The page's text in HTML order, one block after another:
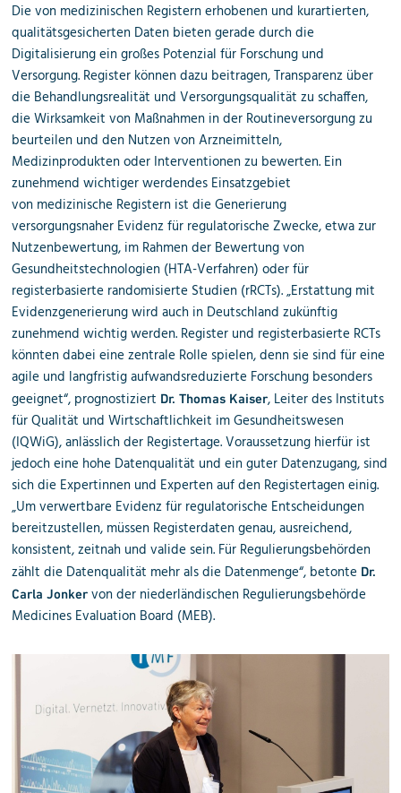
Die von medizinischen Registern erhobenen und kurartierten,
qualitätsgesicherten Daten bieten gerade durch die
Digitalisierung ein großes Potenzial für Forschung und
Versorgung. Register können dazu beitragen, Transparenz über
die Behandlungsrealität und Versorgungsqualität zu schaffen,
die Wirksamkeit von Maßnahmen in der Routineversorgung zu
beurteilen und den Nutzen von Arzneimitteln,
Medizinprodukten oder Interventionen zu bewerten. Ein
zunehmend wichtiger werdendes Einsatzgebiet
von medizinische Registern ist die Generierung
versorgungsnaher Evidenz für regulatorische Zwecke, etwa zur
Nutzenbewertung, im Rahmen der Bewertung von
Gesundheitstechnologien (HTA-Verfahren) oder für
registerbasierte randomisierte Studien (rRCTs). „Erstattung mit
Evidenzgenerierung wird auch in Deutschland zukünftig
zunehmend wichtig werden. Register und registerbasierte RCTs
könnten dabei eine zentrale Rolle spielen, denn sie sind für eine
agile und langfristig aufwandsreduzierte Forschung besonders
geeignet“, prognostiziert Dr. Thomas Kaiser, Leiter des Instituts
für Qualität und Wirtschaftlichkeit im Gesundheitswesen
(IQWiG), anlässlich der Registertage. Voraussetzung hierfür ist
jedoch eine hohe Datenqualität und ein guter Datenzugang, sind
sich die Expertinnen und Experten auf den Registertagen einig.
„Um verwertbare Evidenz für regulatorische Entscheidungen
bereitzustellen, müssen Registerdaten genau, ausreichend,
konsistent, zeitnah und valide sein. Für Regulierungsbehörden
zählt die Datenqualität mehr als die Datenmenge“, betonte Dr.
Carla Jonker von der niederländischen Regulierungsbehörde
Medicines Evaluation Board (MEB).